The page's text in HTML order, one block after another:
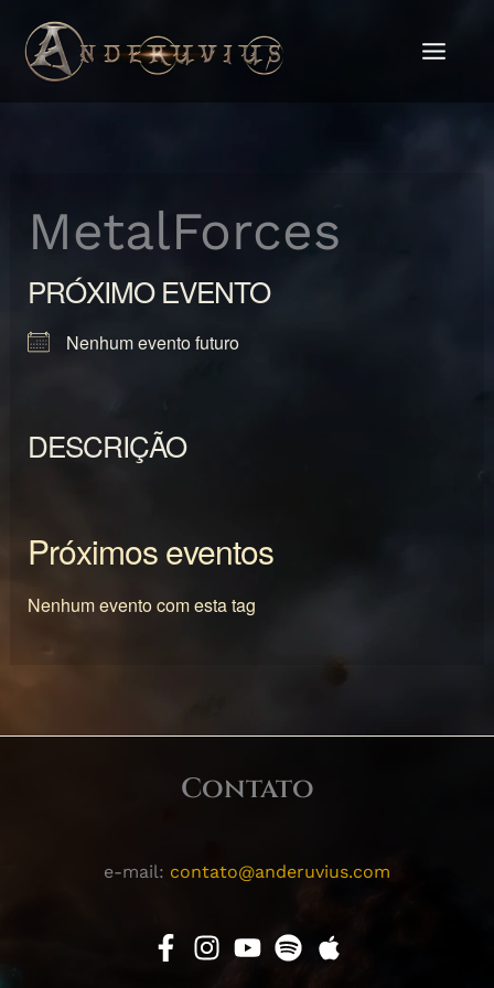
para
MetalForces
PRÓXIMO EVENTO
Nenhum evento futuro
DESCRIÇÃO
Próximos eventos
Nenhum evento com esta tag
Contato
e-mail: contato@anderuvius.com